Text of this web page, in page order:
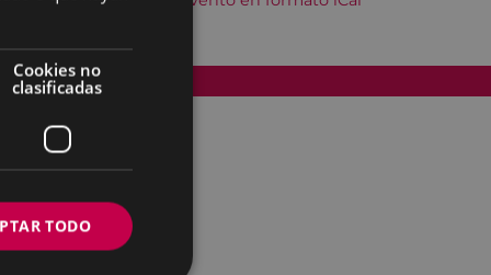
Accesibilidad
Cookies no
clasificadas
TODO